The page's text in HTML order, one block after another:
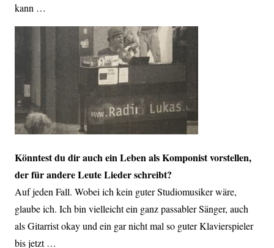
kann …
Könntest du dir auch ein Leben als Komponist vorstellen,
der für andere Leute Lieder schreibt?
Auf jeden Fall. Wobei ich kein guter Studiomusiker wäre,
glaube ich. Ich bin vielleicht ein ganz passabler Sänger, auch
als Gitarrist okay und ein gar nicht mal so guter Klavierspieler
bis jetzt …